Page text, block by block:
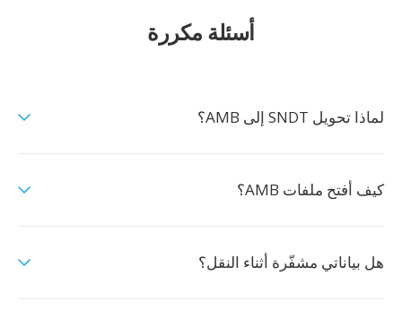
أسئلة مكررة
لماذا تحويل SNDT إلى AMB؟
كيف أفتح ملفات AMB؟
هل بياناتي مشفّرة أثناء النقل؟